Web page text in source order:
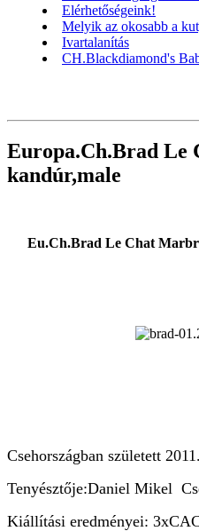
Elérhetőségeink!
Melyik az okosabb a
Ivartalanítás
CH.Blackdiamond's
Europa.Ch.Brad Le
kandúr,male
Eu.Ch.Brad Le Chat
Csehországban született
Tenyésztője:Daniel Mikel
Kiállítási eredményei: